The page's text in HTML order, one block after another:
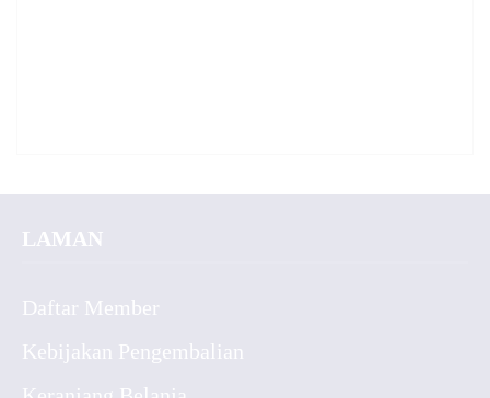
LAMAN
Daftar Member
Kebijakan Pengembalian